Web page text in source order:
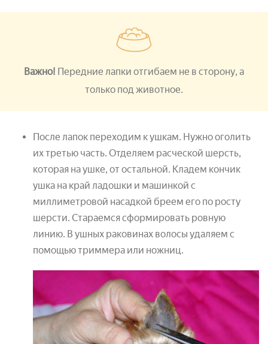
Важно! Передние лапки отгибаем не в сторону, а
только под животное.
После лапок переходим к ушкам. Нужно оголить
их третью часть. Отделяем расческой шерсть,
которая на ушке, от остальной. Кладем кончик
ушка на край ладошки и машинкой с
миллиметровой насадкой бреем его по росту
шерсти. Стараемся сформировать ровную
линию. В ушных раковинах волосы удаляем с
помощью триммера или ножниц.